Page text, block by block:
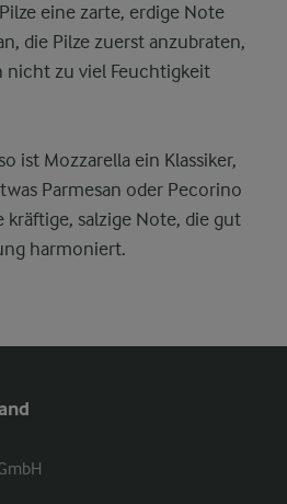
eine zarte, erdige Note
die Pilze zuerst anzubraten,
nicht zu viel Feuchtigkeit
ist Mozzarella ein Klassiker,
Parmesan oder Pecorino
salzige Note, die gut
harmoniert.